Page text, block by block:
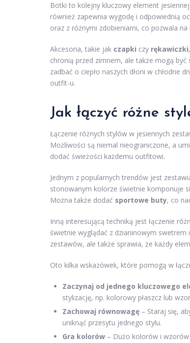
Botki to kolejny kluczowy element
również zapewnia wygodę i odpowiednią
oraz z różnymi zdobieniami, co pozwala
Akcesoria, takie jak czapki czy rękawiczki
chronią przed zimnem, ale także mogą
zadbać o ciepło naszych dłoni w
outfit-u.
Jak łączyć różne
Łączenie różnych stylów w jesiennych
Możliwości są niemal nieograniczone, a
dodać świeżości każdemu outfitowi.
Jednym z popularnych trendów jest
stonowanym kolorze świetnie komponuje
Można także dodać sportowe buty, co
Inną interesującą techniką jest łączenie
świetnie wyglądać z dzianinowym swetrem
zestawów, ale także sprawia, że każdy
Oto kilka wskazówek, które pomogą w
Zaczynaj od jednego kluczowego
stylizację, np. kolorowy płaszcz lub
Zachowaj równowagę – Staraj się,
uniknąć przesytu jednego stylu.
Gra kolorów – Dużo kolorów i